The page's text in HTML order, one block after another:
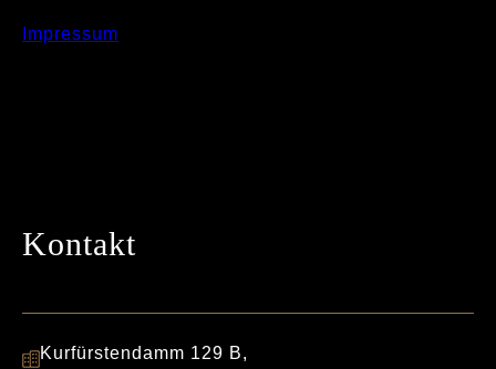
Impressum
Kontakt
Kurfürstendamm 129 B,